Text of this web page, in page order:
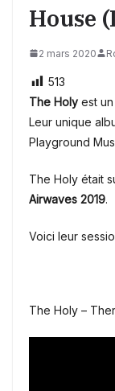
House
2 mars 2020
513
The Holy est
Leur unique
Playground
The Holy était
Airwaves 2019.
Voici leur
The Holy –